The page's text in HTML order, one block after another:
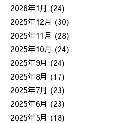
2026年1月 (24)
2025年12月 (30)
2025年11月 (28)
2025年10月 (24)
2025年9月 (24)
2025年8月 (17)
2025年7月 (23)
2025年6月 (23)
2025年5月 (18)